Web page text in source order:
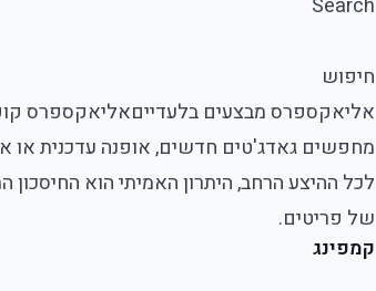
Search
חיפוש
אליאקספרס מבצעים בלעדייםאליאקספרס
מחפשים גאדג'טים חדשים, אופנה עדכנית או
לכל ההיצע הרחב, היתרון האמיתי הוא
של פריטים.
קמפינג